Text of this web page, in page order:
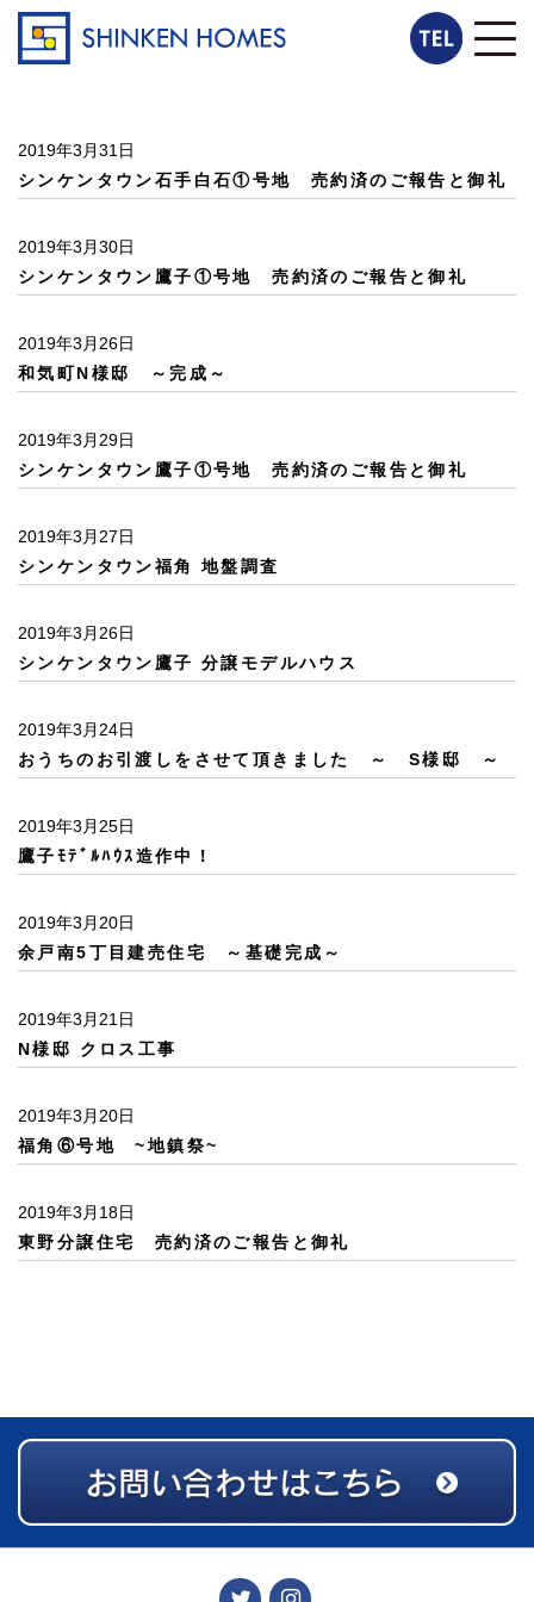
2019年3月31日
シンケンタウン石手白石①号地 売約済のご報告と御礼
2019年3月30日
シンケンタウン鷹子①号地 売約済のご報告と御礼
2019年3月26日
和気町N様邸 ～完成～
2019年3月29日
シンケンタウン鷹子①号地 売約済のご報告と御礼
2019年3月27日
シンケンタウン福角 地盤調査
2019年3月26日
シンケンタウン鷹子 分譲モデルハウス
2019年3月24日
おうちのお引渡しをさせて頂きました ～ S様邸 ～
2019年3月25日
鷹子ﾓﾃﾞﾙﾊｳｽ造作中！
2019年3月20日
余戸南5丁目建売住宅 ～基礎完成～
2019年3月21日
N様邸 クロス工事
2019年3月20日
福角⑥号地 ~地鎮祭~
2019年3月18日
東野分譲住宅 売約済のご報告と御礼